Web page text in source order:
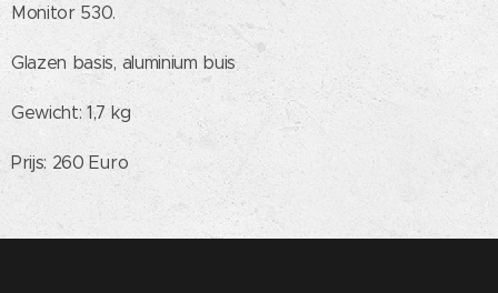
Monitor 530.
Glazen basis, aluminium buis
Gewicht: 1,7 kg
Prijs: 260 Euro